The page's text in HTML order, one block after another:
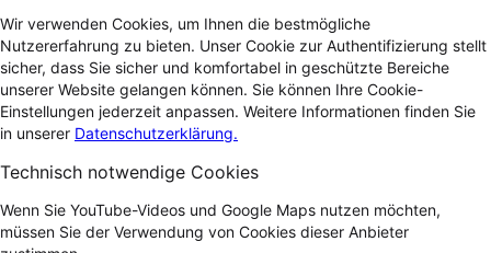
Wir verwenden Cookies, um Ihnen die bestmögliche
Nutzererfahrung zu bieten. Unser Cookie zur Authentifizierung stellt
sicher, dass Sie sicher und komfortabel in geschützte Bereiche
unserer Website gelangen können. Sie können Ihre Cookie-
Einstellungen jederzeit anpassen. Weitere Informationen finden Sie
in unserer Datenschutzerklärung.
Technisch notwendige Cookies
Wenn Sie YouTube-Videos und Google Maps nutzen möchten,
müssen Sie der Verwendung von Cookies dieser Anbieter